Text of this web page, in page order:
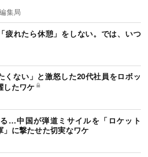
集局
疲れたら休憩」をしない。では、いつ
くない」と激怒した20代社員をロボッ
したワケ
…中国が弾道ミサイルを「ロケット
」に撃たせた切実なワケ